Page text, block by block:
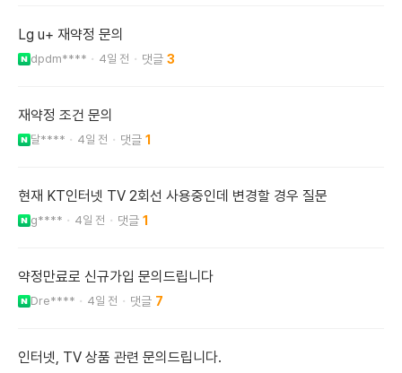
Lg u+ 재약정 문의
dpdm**** 4일 전 3
재약정 조건 문의
달**** 4일 전 1
현재 KT인터넷 TV 2회선 사용중인데 변경할 경우 질문
g**** 4일 전 1
약정만료로 신규가입 문의드립니다
Dre**** 4일 전 7
인터넷, TV 상품 관련 문의드립니다.